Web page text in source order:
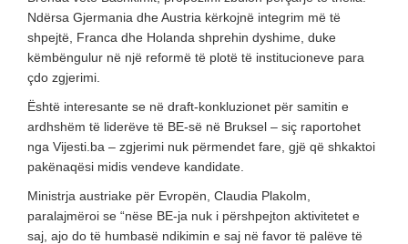
Ndërsa Gjermania dhe Austria kërkojnë integrim më të
shpejtë, Franca dhe Holanda shprehin dyshime, duke
këmbëngulur në një reformë të plotë të institucioneve para
çdo zgjerimi.
Është interesante se në draft-konkluzionet për samitin e
ardhshëm të liderëve të BE-së në Bruksel – siç raportohet
nga Vijesti.ba – zgjerimi nuk përmendet fare, gjë që shkaktoi
pakënaqësi midis vendeve kandidate.
Ministrja austriake për Evropën, Claudia Plakolm,
paralajmëroi se “nëse BE-ja nuk i përshpejton aktivitetet e
saj, ajo do të humbasë ndikimin e saj në favor të palëve të